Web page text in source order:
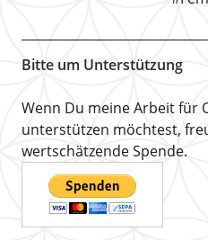
Bitte um Unterstützung
Wenn Du meine Arbeit für
unterstützen möchtest,
wertschätzende Spende.